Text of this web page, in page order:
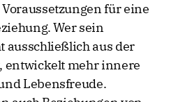
für eine
Wer sein
ausschließlich aus der
entwickelt mehr innere
Lebensfreude.